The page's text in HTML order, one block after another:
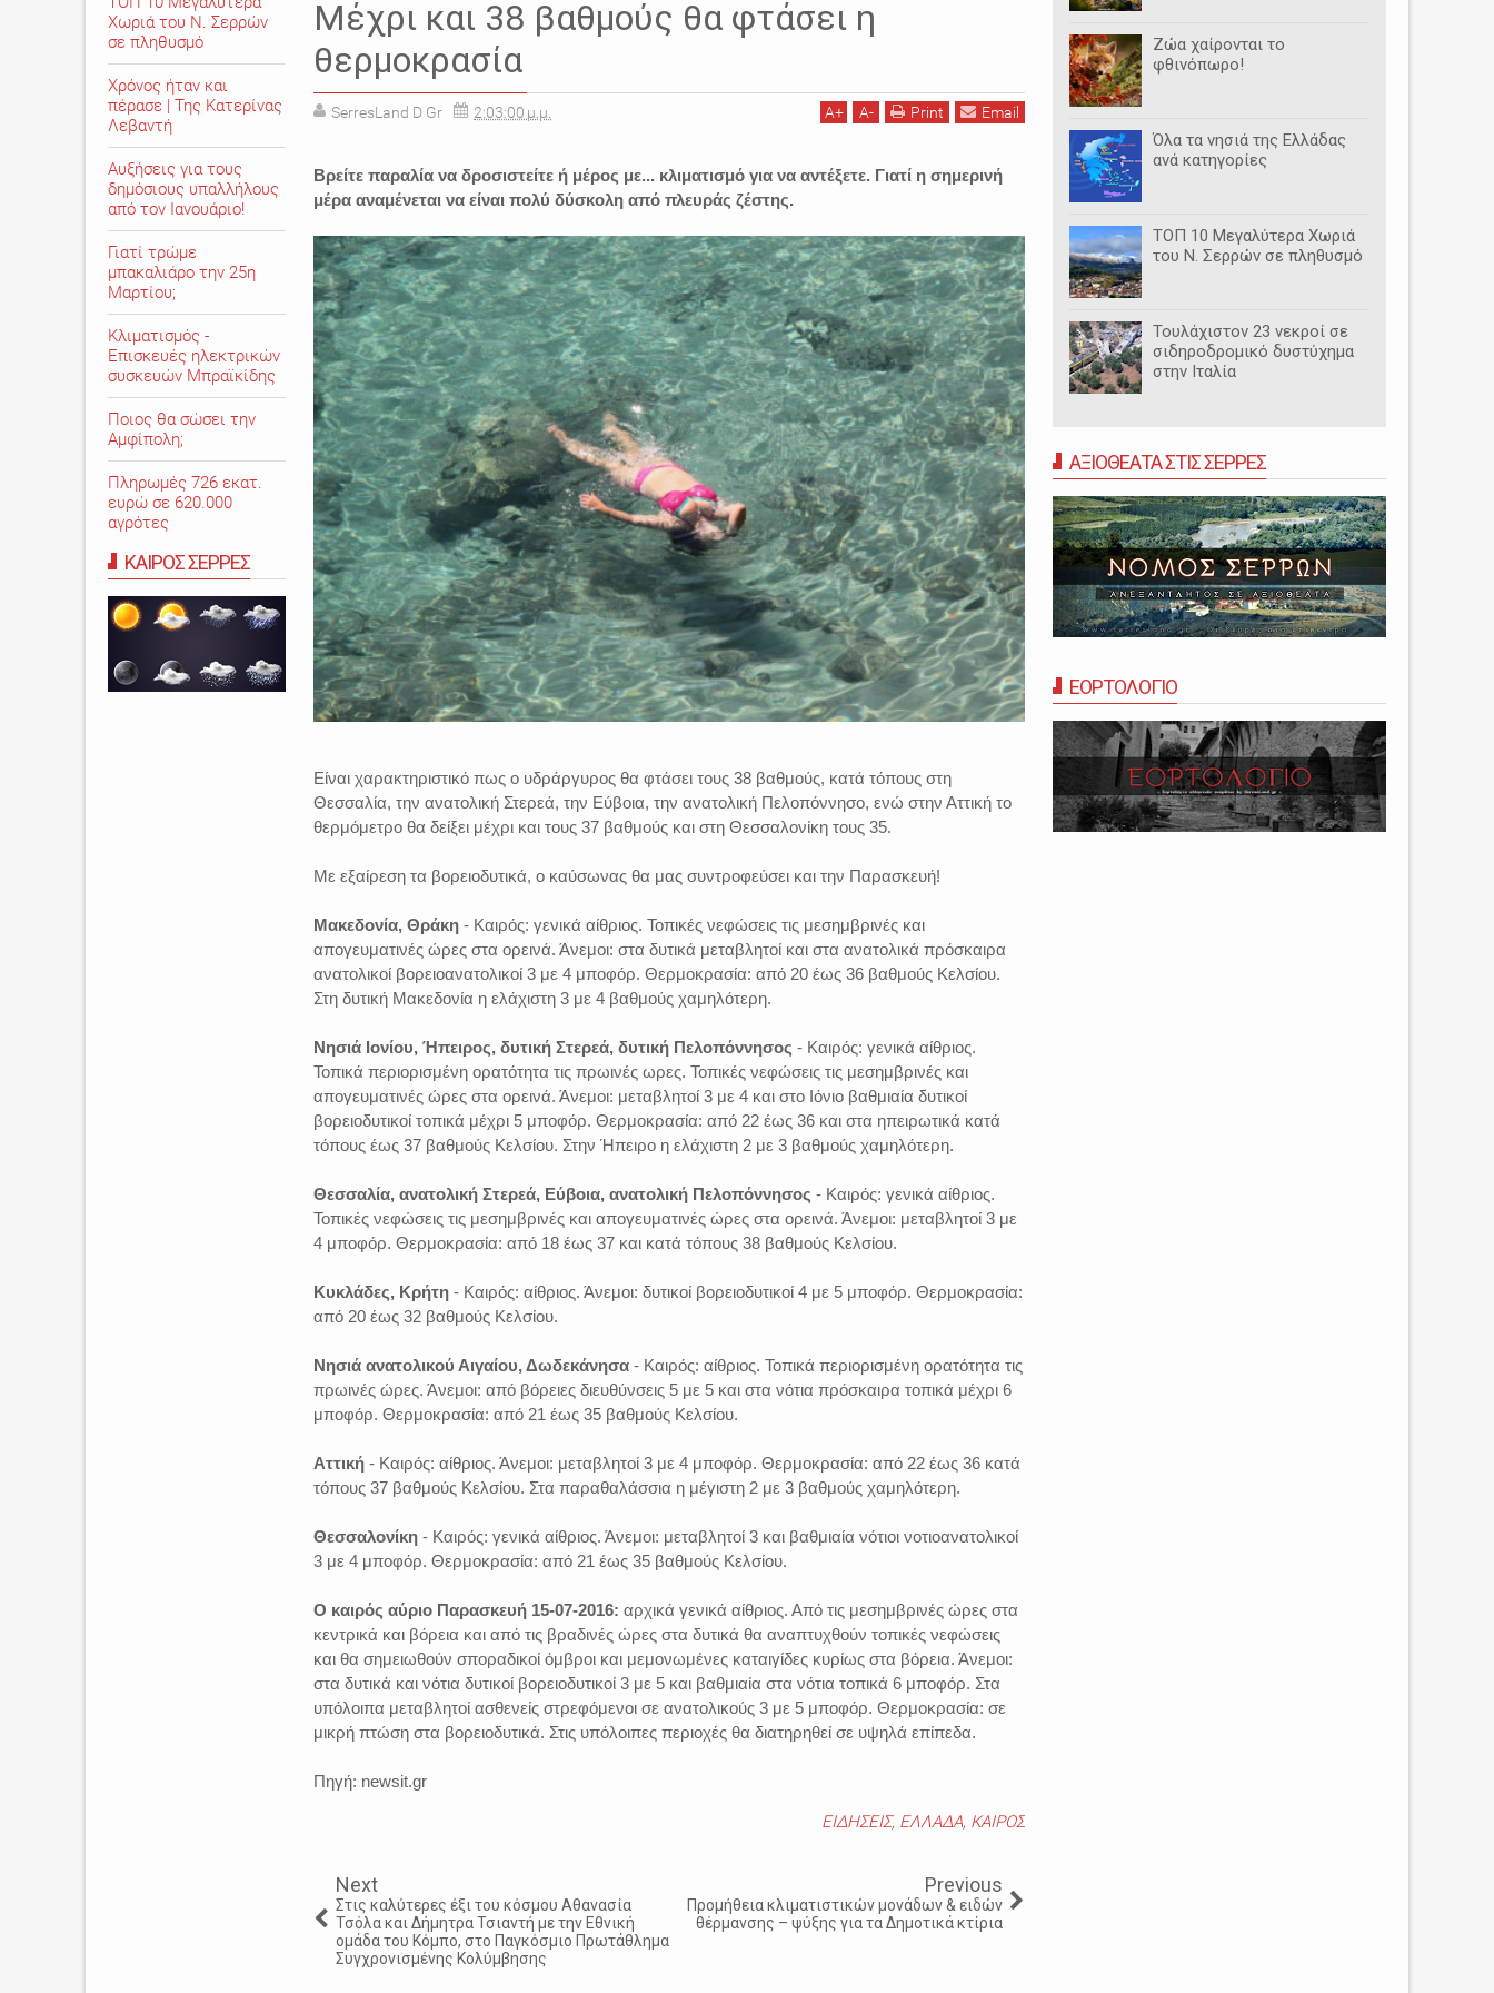
Μέχρι και 38 βαθμούς θα φτάσει η
θερμοκρασία
SerresLand D Gr 2:03:00 μ.μ. A+ A- Print Email
Βρείτε παραλία να δροσιστείτε ή μέρος με... κλιματισμό για να αντέξετε. Γιατί η σημερινή
μέρα αναμένεται να είναι πολύ δύσκολη από πλευράς ζέστης.
Είναι χαρακτηριστικό πως ο υδράργυρος θα φτάσει τους 38 βαθμούς, κατά τόπους στη
Θεσσαλία, την ανατολική Στερεά, την Εύβοια, την ανατολική Πελοπόννησο, ενώ στην Αττική το
θερμόμετρο θα δείξει μέχρι και τους 37 βαθμούς και στη Θεσσαλονίκη τους 35.
Με εξαίρεση τα βορειοδυτικά, ο καύσωνας θα μας συντροφεύσει και την Παρασκευή!
Μακεδονία, Θράκη - Καιρός: γενικά αίθριος. Τοπικές νεφώσεις τις μεσημβρινές και
απογευματινές ώρες στα ορεινά. Άνεμοι: στα δυτικά μεταβλητοί και στα ανατολικά πρόσκαιρα
ανατολικοί βορειοανατολικοί 3 με 4 μποφόρ. Θερμοκρασία: από 20 έως 36 βαθμούς Κελσίου.
Στη δυτική Μακεδονία η ελάχιστη 3 με 4 βαθμούς χαμηλότερη.
Νησιά Ιονίου, Ήπειρος, δυτική Στερεά, δυτική Πελοπόννησος - Καιρός: γενικά αίθριος.
Τοπικά περιορισμένη ορατότητα τις πρωινές ωρες. Τοπικές νεφώσεις τις μεσημβρινές και
απογευματινές ώρες στα ορεινά. Άνεμοι: μεταβλητοί 3 με 4 και στο Ιόνιο βαθμιαία δυτικοί
βορειοδυτικοί τοπικά μέχρι 5 μποφόρ. Θερμοκρασία: από 22 έως 36 και στα ηπειρωτικά κατά
τόπους έως 37 βαθμούς Κελσίου. Στην Ήπειρο η ελάχιστη 2 με 3 βαθμούς χαμηλότερη.
Θεσσαλία, ανατολική Στερεά, Εύβοια, ανατολική Πελοπόννησος - Καιρός: γενικά αίθριος.
Τοπικές νεφώσεις τις μεσημβρινές και απογευματινές ώρες στα ορεινά. Άνεμοι: μεταβλητοί 3 με
4 μποφόρ. Θερμοκρασία: από 18 έως 37 και κατά τόπους 38 βαθμούς Κελσίου.
Κυκλάδες, Κρήτη - Καιρός: αίθριος. Άνεμοι: δυτικοί βορειοδυτικοί 4 με 5 μποφόρ. Θερμοκρασία:
από 20 έως 32 βαθμούς Κελσίου.
Νησιά ανατολικού Αιγαίου, Δωδεκάνησα - Καιρός: αίθριος. Τοπικά περιορισμένη ορατότητα τις
πρωινές ώρες. Άνεμοι: από βόρειες διευθύνσεις 5 με 5 και στα νότια πρόσκαιρα τοπικά μέχρι 6
μποφόρ. Θερμοκρασία: από 21 έως 35 βαθμούς Κελσίου.
Αττική - Καιρός: αίθριος. Άνεμοι: μεταβλητοί 3 με 4 μποφόρ. Θερμοκρασία: από 22 έως 36 κατά
τόπους 37 βαθμούς Κελσίου. Στα παραθαλάσσια η μέγιστη 2 με 3 βαθμούς χαμηλότερη.
Θεσσαλονίκη - Καιρός: γενικά αίθριος. Άνεμοι: μεταβλητοί 3 και βαθμιαία νότιοι νοτιοανατολικοί
3 με 4 μποφόρ. Θερμοκρασία: από 21 έως 35 βαθμούς Κελσίου.
Ο καιρός αύριο Παρασκευή 15-07-2016: αρχικά γενικά αίθριος. Από τις μεσημβρινές ώρες στα
κεντρικά και βόρεια και από τις βραδινές ώρες στα δυτικά θα αναπτυχθούν τοπικές νεφώσεις
και θα σημειωθούν σποραδικοί όμβροι και μεμονωμένες καταιγίδες κυρίως στα βόρεια. Άνεμοι:
στα δυτικά και νότια δυτικοί βορειοδυτικοί 3 με 5 και βαθμιαία στα νότια τοπικά 6 μποφόρ. Στα
υπόλοιπα μεταβλητοί ασθενείς στρεφόμενοι σε ανατολικούς 3 με 5 μποφόρ. Θερμοκρασία: σε
μικρή πτώση στα βορειοδυτικά. Στις υπόλοιπες περιοχές θα διατηρηθεί σε υψηλά επίπεδα.
Πηγή: newsit.gr
ΕΙΔΗΣΕΙΣ, ΕΛΛΑΔΑ, ΚΑΙΡΟΣ
Next
Στις καλύτερες έξι του κόσμου Αθανασία
Τσόλα και Δήμητρα Τσιαντή με την Εθνική
ομάδα του Κόμπο, στο Παγκόσμιο Πρωτάθλημα
Συγχρονισμένης Κολύμβησης
Previous
Προμήθεια κλιματιστικών μονάδων & ειδών
θέρμανσης – ψύξης για τα Δημοτικά κτίρια
Ζώα χαίρονται το
φθινόπωρο!
Όλα τα νησιά της Ελλάδας
ανά κατηγορίες
ΤΟΠ 10 Μεγαλύτερα Χωριά
του Ν. Σερρών σε πληθυσμό
Τουλάχιστον 23 νεκροί σε
σιδηροδρομικό δυστύχημα
στην Ιταλία
ΑΞΙΟΘΕΑΤΑ ΣΤΙΣ ΣΕΡΡΕΣ
ΕΟΡΤΟΛΟΓΙΟ
Χωριά του Ν. Σερρών
σε πληθυσμό
Χρόνος ήταν και
πέρασε | Της Κατερίνας
Λεβαντή
Αυξήσεις για τους
δημόσιους υπαλλήλους
από τον Ιανουάριο!
Γιατί τρώμε
μπακαλιάρο την 25η
Μαρτίου;
Κλιματισμός -
Επισκευές ηλεκτρικών
συσκευών Μπραϊκίδης
Ποιος θα σώσει την
Αμφίπολη;
Πληρωμές 726 εκατ.
ευρώ σε 620.000
αγρότες
ΚΑΙΡΟΣ ΣΕΡΡΕΣ